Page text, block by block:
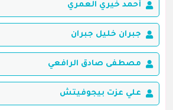
أحمد خيري العمري
جبران خليل جبران
مصطفى صادق الرافعي
علي عزت بيجوفيتش